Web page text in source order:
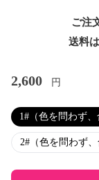
ご注
送料
2,600 円
1#（色を問わず、
2#（色を問わず、